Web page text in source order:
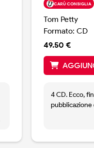
CARÙ CONSIGLIA
Tom Petty
Formato: CD
49.50 €
4 CD. Ecco,
riguarda